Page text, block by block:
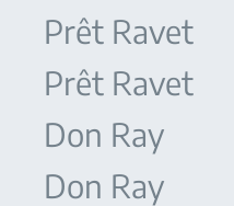
Prêt Ravet
Prêt Ravet
Don Ray
Don Ray